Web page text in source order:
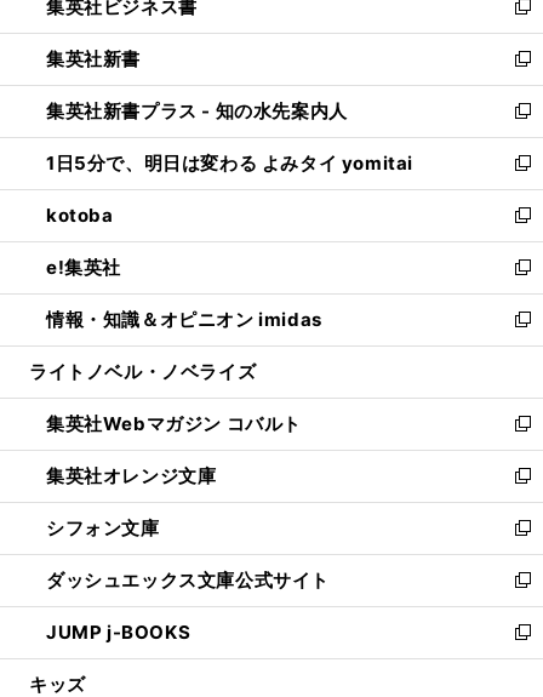
く
で
開
く
ド
ウ
で
開
く
い
ウ
ィ
ン
ド
ウ
で
開
く
集英社ビジネス書
新
し
い
ウ
ィ
ン
ド
ウ
で
開
く
集英社新書
新
し
い
ウ
ィ
ン
ド
ウ
で
開
く
集英社新書プラス - 知の水先案内人
新
し
い
ウ
ィ
ン
ド
ウ
で
開
1日5分で、明日は変わる よみタイ yomitai
新
し
い
ウ
ィ
ン
ド
ウ
開
く
kotoba
新
し
い
ウ
ィ
ン
ウ
で
開
く
e!集英社
新
し
い
ウ
ン
ド
ウ
で
開
く
情報・知識＆オピニオン imidas
新
し
ウ
ィ
ン
ド
ウ
で
開
く
ライトノベル・ノベライズ
集英社Webマガジン コバルト
新
し
い
ウ
ィ
ン
ド
ウ
で
開
集英社オレンジ文庫
新
し
い
ウ
ィ
ン
ド
ウ
シフォン文庫
新
し
い
ウ
ィ
ン
ダッシュエックス文庫公式サイト
新
し
い
ウ
JUMP j-BOOKS
新
し
キッズ